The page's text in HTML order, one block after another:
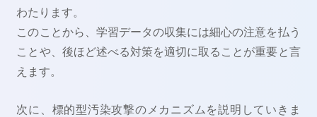
わたります。
このことから、学習データの収集には細心の注意を払う
ことや、後ほど述べる対策を適切に取ることが重要と言
えます。
次に、標的型汚染攻撃のメカニズムを説明していきま